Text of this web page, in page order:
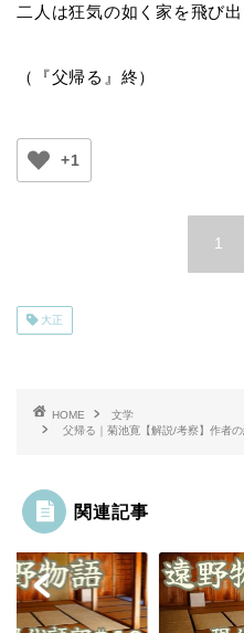
二人は狂気の如く家を飛び出
（『父帰る』終）
+1
1
大正
HOME
文学
父帰る｜菊池寛【解説/考察】作者
関連記事